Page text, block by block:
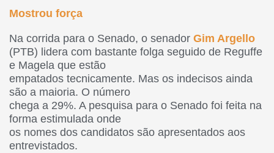
Mostrou força
Na corrida para o Senado, o senador Gim Argello
(PTB) lidera com bastante folga seguido de Reguffe
e Magela que estão
empatados tecnicamente. Mas os indecisos ainda
são a maioria. O número
chega a 29%. A pesquisa para o Senado foi feita na
forma estimulada onde
os nomes dos candidatos são apresentados aos
entrevistados.